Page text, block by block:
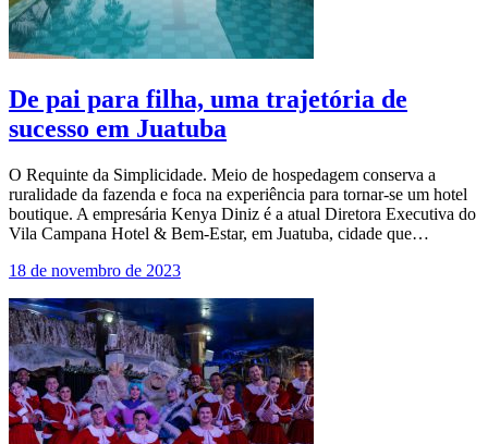
De pai para filha, uma trajetória de
sucesso em Juatuba
O Requinte da Simplicidade. Meio de hospedagem conserva a
ruralidade da fazenda e foca na experiência para tornar-se um hotel
boutique. A empresária Kenya Diniz é a atual Diretora Executiva do
Vila Campana Hotel & Bem-Estar, em Juatuba, cidade que…
18 de novembro de 2023